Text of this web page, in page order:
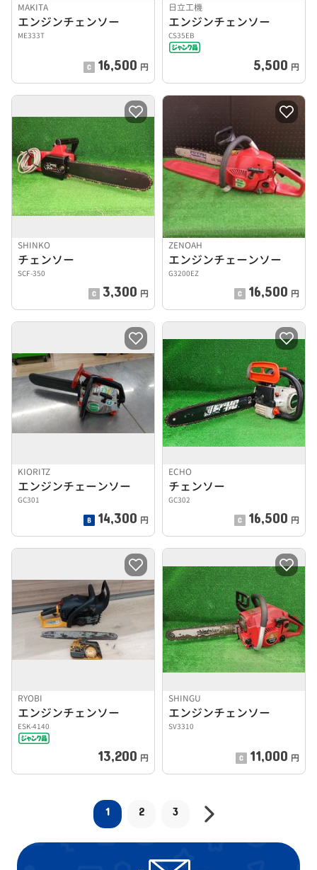
MAKITA
エンジンチェンソー
ME333T
16,500 円
日立工機
エンジンチェンソー
CS35EB
5,500 円
SHINKO
チェンソー
SCF-350
3,300 円
ZENOAH
エンジンチェーンソー
G3200EZ
16,500 円
KIORITZ
エンジンチェーンソー
GC301
14,300 円
ECHO
チェンソー
GC302
16,500 円
RYOBI
エンジンチェンソー
ESK-4140
13,200 円
SHINGU
エンジンチェンソー
SV3310
11,000 円
1 2 3